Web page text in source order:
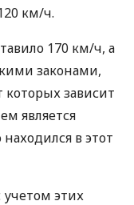
км/ч.
170 км/ч, а
законами,
зависит
является
находился в этот
учетом этих